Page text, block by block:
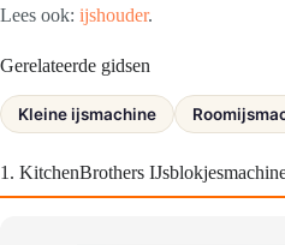
Lees ook: ijshouder.
Gerelateerde gidsen
Kleine ijsmachine
1. KitchenBrothers